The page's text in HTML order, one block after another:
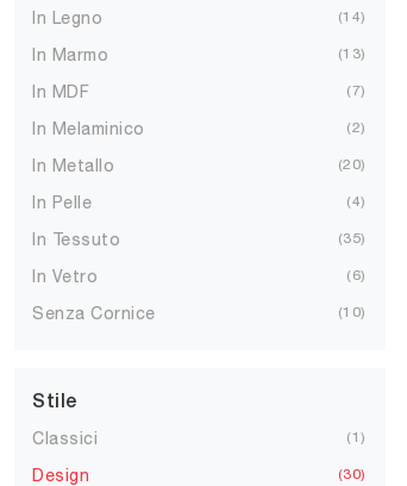
In Legno 14
In Marmo 13
In MDF 7
In Melaminico 2
In Metallo 20
In Pelle 4
In Tessuto 35
In Vetro 6
Senza Cornice 10
Stile
Classici 1
Design 30